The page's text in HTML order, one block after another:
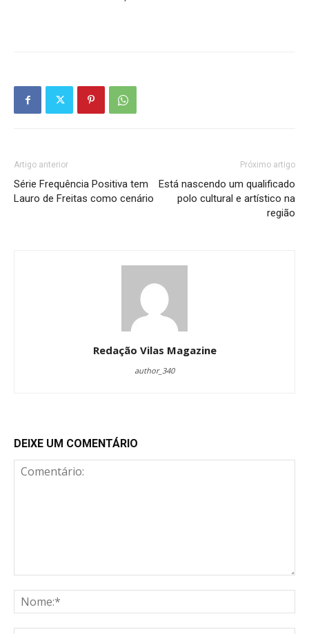
Artigo anterior
Série Frequência Positiva tem
Lauro de Freitas como cenário
Próximo artigo
Está nascendo um qualificado
polo cultural e artístico na
região
Redação Vilas Magazine
author_340
DEIXE UM COMENTÁRIO